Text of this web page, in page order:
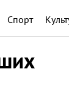
Спорт